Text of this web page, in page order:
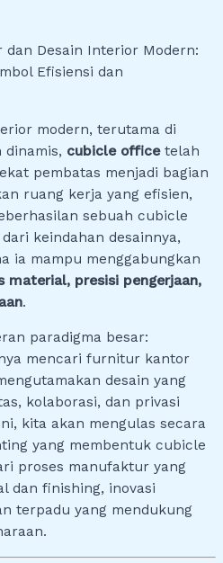
Desain Interior Modern:
Efisiensi dan
modern, terutama di
dinamis, cubicle officetelah
pembatas menjadi bagian
ruang kerja yang efisien,
sebuah cubicle
keindahan desainnya,
ia mampu menggabungkan
material, presisi pengerjaan,
.
paradigma besar:
mencari furnitur kantor
desain yang
kolaborasi, dan privasi
kita akan mengulas secara
yang membentuk cubicle
proses manufaktur yang
dan finishing, inovasi
terpadu yang mendukung